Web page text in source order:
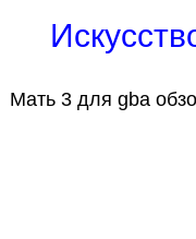
Мать 3 для gba